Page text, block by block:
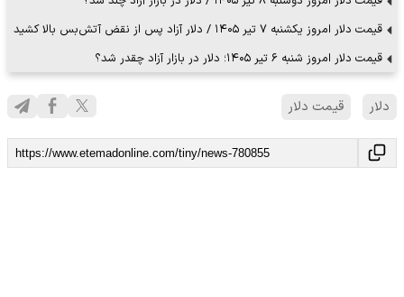
قیمت دلار امروز یکشنبه ۷ تیر ۱۴۰۵ / دلار آزاد پس از نقض آتش‌بس بالا کشید
قیمت دلار امروز شنبه ۶ تیر ۱۴۰۵؛ دلار در بازار آزاد چقدر شد؟
دلار قیمت دلار